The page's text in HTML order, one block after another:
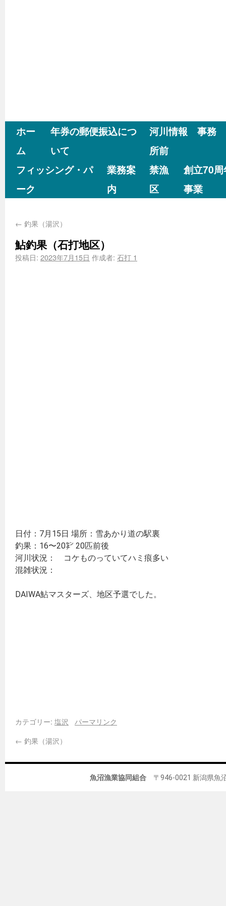
ホー
ム
年券の郵便振込につ
いて
河川情報 事務
所前
フィッシング・パ
ーク
業務案
内
禁漁
区
創立70
事業
← 釣果（湯沢）
鮎釣果（石打地区）
投稿日: 2023年7月15日 作成者: 石打 1
日付：7月15日 場所：雪あかり道の駅裏
釣果：16〜20㌢ 20匹前後
河川状況： コケものっていてハミ痕多い
混雑状況：
DAIWA鮎マスターズ、地区予選でした。
カテゴリー: 塩沢
パーマリンク
← 釣果（湯沢）
魚沼漁業協同組合 〒946-0021 新潟県魚